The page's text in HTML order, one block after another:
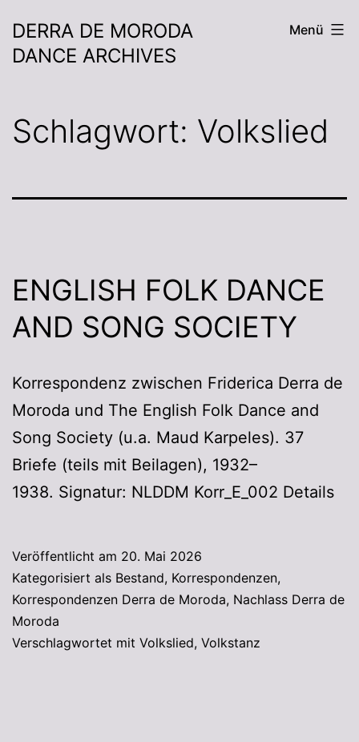
DERRA DE MORODA
DANCE ARCHIVES
Menü
Schlagwort: Volkslied
ENGLISH FOLK DANCE
AND SONG SOCIETY
Korrespondenz zwischen Friderica Derra de
Moroda und The English Folk Dance and
Song Society (u.a. Maud Karpeles). 37
Briefe (teils mit Beilagen), 1932–
1938. Signatur: NLDDM Korr_E_002 Details
Veröffentlicht am 20. Mai 2026
Kategorisiert als Bestand, Korrespondenzen,
Korrespondenzen Derra de Moroda, Nachlass Derra de
Moroda
Verschlagwortet mit Volkslied, Volkstanz